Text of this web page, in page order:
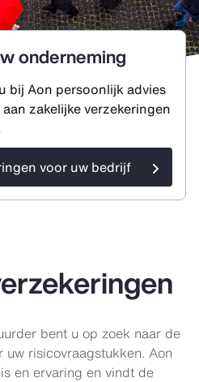
onderneming
bij Aon persoonlijk advies
zakelijke verzekeringen
voor uw bedrijf
bent u op zoek naar de
uw risicovraagstukken. Aon
en ervaring en vindt de